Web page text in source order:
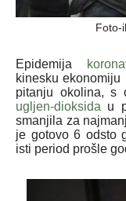
Foto-
Epidemija
kinesku
pitanju okolina,
ugljen-dioksida u
smanjila za
je gotovo 6 odsto
isti period prošle